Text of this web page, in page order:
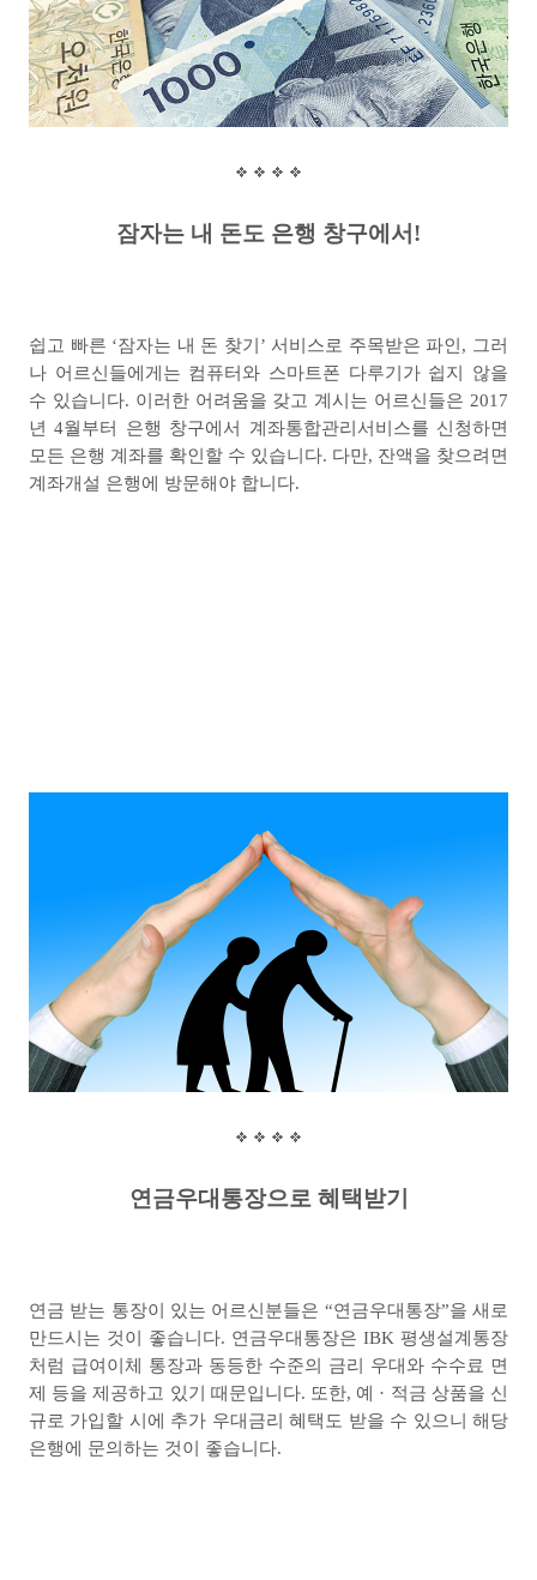
잠자는 내 돈도 은행 창구에서 !
쉽고 빠른 ‘잠자는 내 돈 찾기 ’서비스로 주목받은 파인 , 그러
나 어르신들에게는 컴퓨터와 스마트폰 다루기가 쉽지 않을
수 있습니다. 이러한 어려움을 갖고 계시는 어르신들은 2017
년 4월부터 은행 창구에서 계좌통합관리서비스를 신청하면
모든 은행 계좌를 확인할 수 있습니다. 다만, 잔액을 찾으려면
계좌개설 은행에 방문해야 합니다.
연금우대통장으로 혜택받기
연금 받는 통장이 있는 어르신분들은 “연금우대통장”을 새로
만드시는 것이 좋습니다. 연금우대통장은 IBK 평생설계통장
처럼 급여이체 통장과 동등한 수준의 금리 우대와 수수료 면
제 등을 제공하고 있기 때문입니다. 또한, 예 · 적금 상품을 신
규로 가입할 시에 추가 우대금리 혜택도 받을 수 있으니 해당
은행에 문의하는 것이 좋습니다.